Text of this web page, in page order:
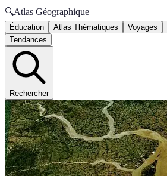
🔍Atlas Géographique
Éducation Atlas Thématiques Voyages
Tendances
Rechercher